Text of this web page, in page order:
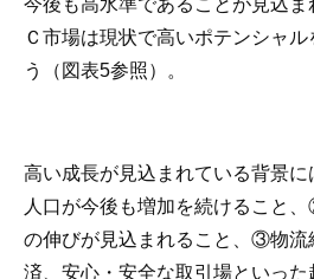
Ｃ市場は現状で高いポテンシャ
う（図表5参照）。
高い成長が見込まれている背景
人口が今後も増加を続けること
の伸びが見込まれること、③物流
済、安心・安全な取引場といっ